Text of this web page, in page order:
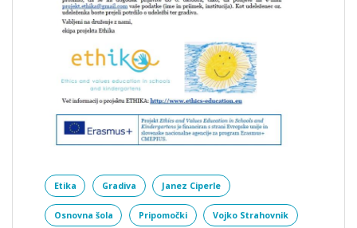
Etika Gradiva Janez Ciperle
Osnovna šola Pripomočki Vojko Strahovnik